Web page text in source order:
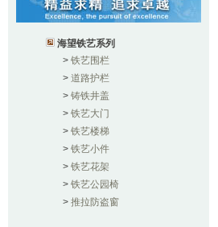
海望铁艺系列
> 铁艺围栏
> 道路护栏
> 铸铁井盖
> 铁艺大门
> 铁艺楼梯
> 铁艺小件
> 铁艺花架
> 铁艺公园椅
> 推拉防盗窗